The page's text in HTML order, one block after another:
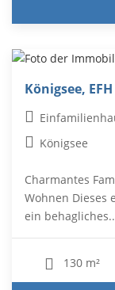
Königsee, EFH
Königsee
Charmantes
Wohnen Dieses
ein
130 m²